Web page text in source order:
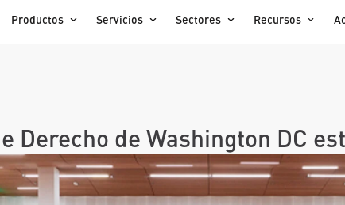
Productos Servicios Sectores Recursos
Derecho de Washington DC